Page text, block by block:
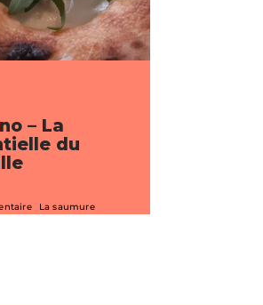
– La
du
La saumure